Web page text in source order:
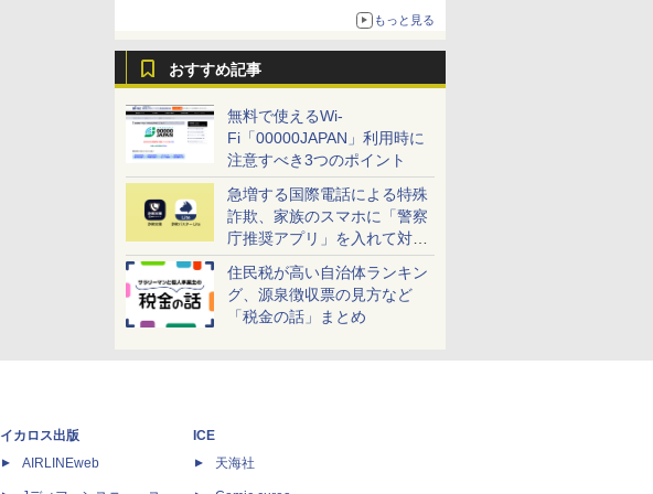
もっと見る
おすすめ記事
無料で使えるWi-
Fi「00000JAPAN」利用時に
注意すべき3つのポイント
急増する国際電話による特殊
詐欺、家族のスマホに「警察
庁推奨アプリ」を入れて対策
しよう！
住民税が高い自治体ランキン
グ、源泉徴収票の見方など
「税金の話」まとめ
イカロス出版
AIRLINEweb
ICE
天海社